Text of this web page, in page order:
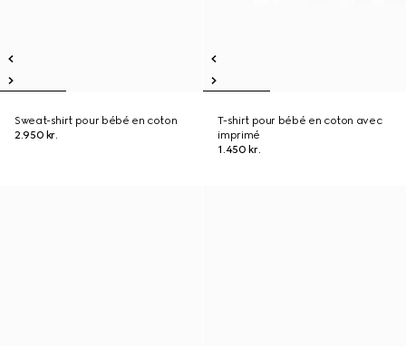
Sweat-shirt pour bébé en coton
2.950 kr.
T-shirt pour bébé en coton avec
imprimé
1.450 kr.